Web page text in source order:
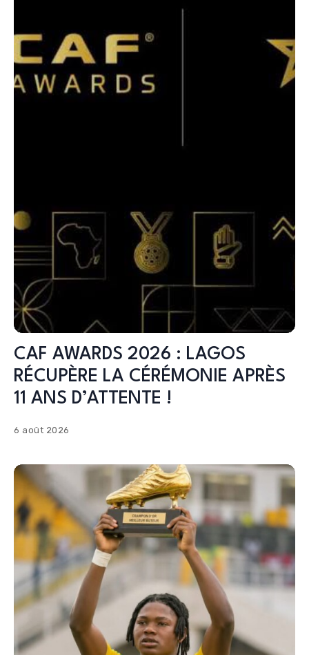
CAF AWARDS 2026 : LAGOS
RÉCUPÈRE LA CÉRÉMONIE APRÈS
11 ANS D’ATTENTE !
6 août 2026